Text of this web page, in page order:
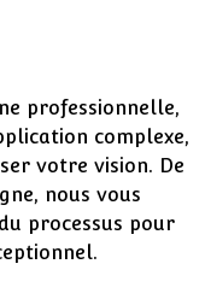
professionnelle,
complexe,
votre vision. De
nous vous
processus pour